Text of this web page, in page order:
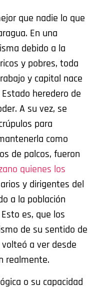
que nadie lo que
En una
debido a la
y pobres, toda
y capital nace
heredero de
A su vez, se
para
como
de palcos, fueron
quienes los
y dirigentes del
a la población
es, que los
de su sentido de
a ver desde
realmente.
o su capacidad